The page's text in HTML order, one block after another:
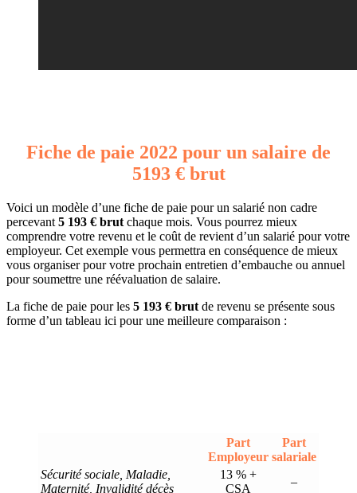
Fiche de paie 2022 pour un salaire de
5193 € brut
Voici un modèle d’une fiche de paie pour un salarié non cadre
percevant 5 193 € brut chaque mois. Vous pourrez mieux
comprendre votre revenu et le coût de revient d’un salarié pour votre
employeur. Cet exemple vous permettra en conséquence de mieux
vous organiser pour votre prochain entretien d’embauche ou annuel
pour soumettre une réévaluation de salaire.
La fiche de paie pour les 5 193 € brut de revenu se présente sous
forme d’un tableau ici pour une meilleure comparaison :
Part
Employeur
Part
salariale
Sécurité sociale, Maladie,
Maternité, Invalidité décès
13 % +
CSA
–